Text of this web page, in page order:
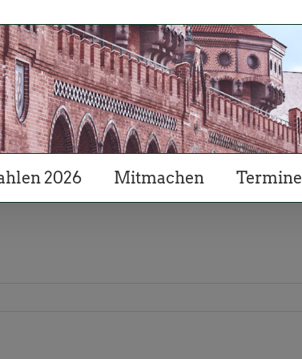
2026 Mitmachen Termine